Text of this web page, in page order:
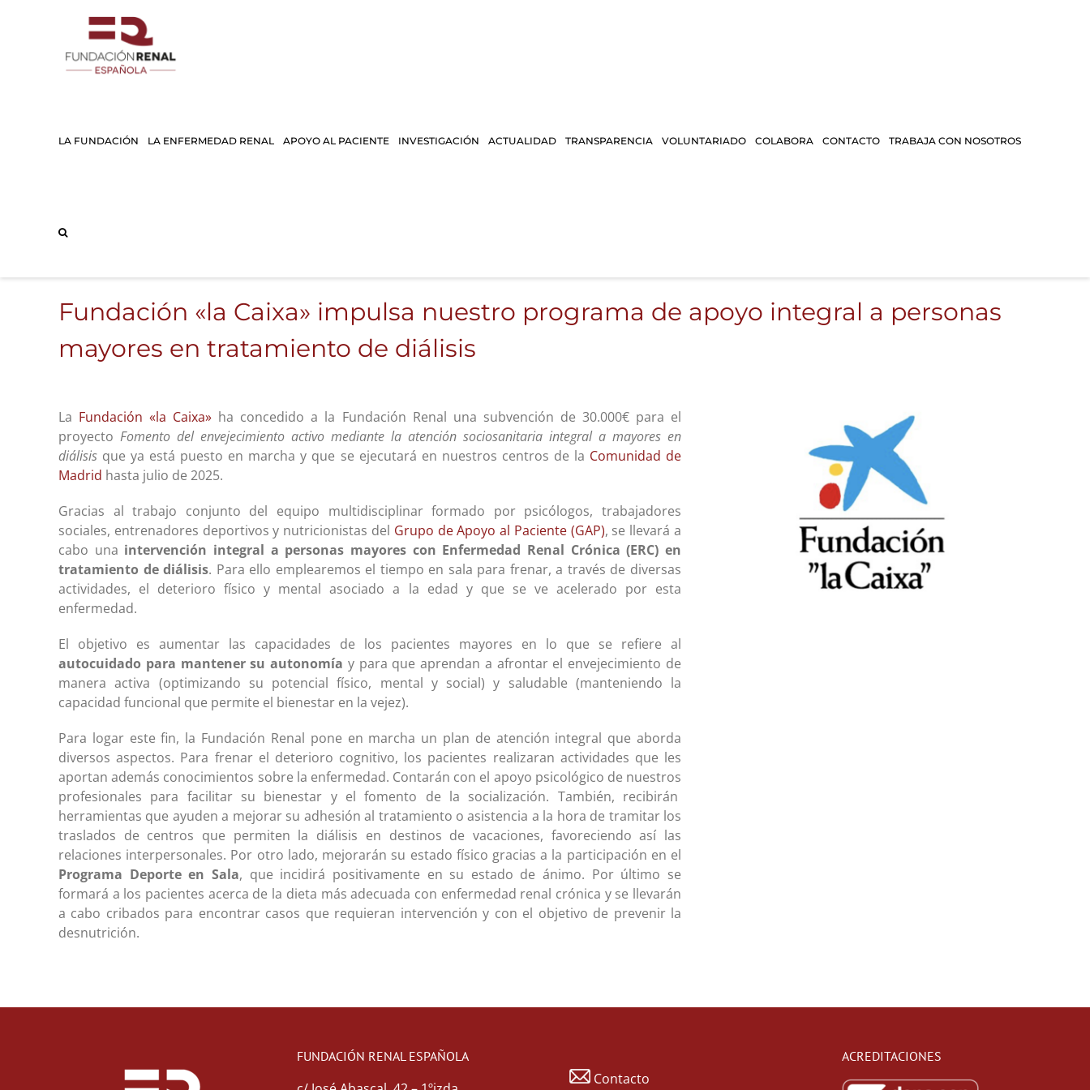
LA FUNDACIÓN LA ENFERMEDAD RENAL APOYO AL PACIENTE INVESTIGACIÓN ACTUALIDAD TRANSPARENCIA VOLUNTARIADO COLABORA CONTACTO TRABAJA CON NOSOTROS
Fundación «la Caixa» impulsa nuestro programa de apoyo integral a personas
mayores en tratamiento de diálisis
La Fundación «la Caixa» ha concedido a la Fundación Renal una subvención de 30.000€ para el
proyecto Fomento del envejecimiento activo mediante la atención sociosanitaria integral a mayores en
diálisis que ya está puesto en marcha y que se ejecutará en nuestros centros de la Comunidad de
Madrid hasta julio de 2025.
Gracias al trabajo conjunto del equipo multidisciplinar formado por psicólogos, trabajadores
sociales, entrenadores deportivos y nutricionistas del Grupo de Apoyo al Paciente (GAP), se llevará a
cabo una intervención integral a personas mayores con Enfermedad Renal Crónica (ERC) en
tratamiento de diálisis. Para ello emplearemos el tiempo en sala para frenar, a través de diversas
actividades, el deterioro físico y mental asociado a la edad y que se ve acelerado por esta
enfermedad.
El objetivo es aumentar las capacidades de los pacientes mayores en lo que se refiere al
autocuidado para mantener su autonomía y para que aprendan a afrontar el envejecimiento de
manera activa (optimizando su potencial físico, mental y social) y saludable (manteniendo la
capacidad funcional que permite el bienestar en la vejez).
Para logar este fin, la Fundación Renal pone en marcha un plan de atención integral que aborda
diversos aspectos. Para frenar el deterioro cognitivo, los pacientes realizaran actividades que les
aportan además conocimientos sobre la enfermedad. Contarán con el apoyo psicológico de nuestros
profesionales para facilitar su bienestar y el fomento de la socialización. También, recibirán
herramientas que ayuden a mejorar su adhesión al tratamiento o asistencia a la hora de tramitar los
traslados de centros que permiten la diálisis en destinos de vacaciones, favoreciendo así las
relaciones interpersonales. Por otro lado, mejorarán su estado físico gracias a la participación en el
Programa Deporte en Sala, que incidirá positivamente en su estado de ánimo. Por último se
formará a los pacientes acerca de la dieta más adecuada con enfermedad renal crónica y se llevarán
a cabo cribados para encontrar casos que requieran intervención y con el objetivo de prevenir la
desnutrición.
FUNDACIÓN RENAL ESPAÑOLA
Contacto
ACREDITACIONES